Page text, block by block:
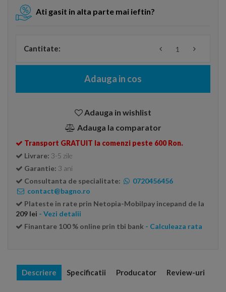
Ati gasit in alta parte mai ieftin?
Cantitate:
Adauga in cos
Adauga in wishlist
Adauga la comparator
Transport GRATUIT la comenzi peste 600 Ron.
Livrare: 3-5 zile
Garantie: 3 ani
Consultanta de specialitate:
0720456456
contact@bagno.ro
Plateste in rate prin Netopia-Mobilpay incepand de la
209 lei - Vezi detalii
Finantare 100 % online prin tbi bank - Calculeaza rata
Descriere Specificatii Producator Review-uri